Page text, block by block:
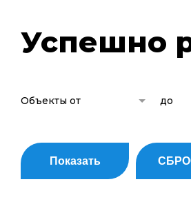
Успешно
Объекты от до
Показать